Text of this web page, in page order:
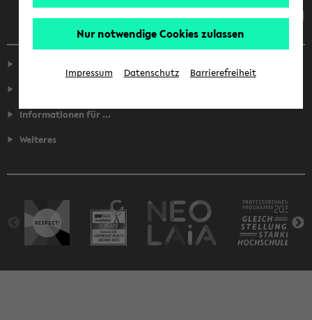
Informationen für ...
Weiteres
Nur notwendige Cookies zulassen
Impressum Datenschutz Barrierefreiheit